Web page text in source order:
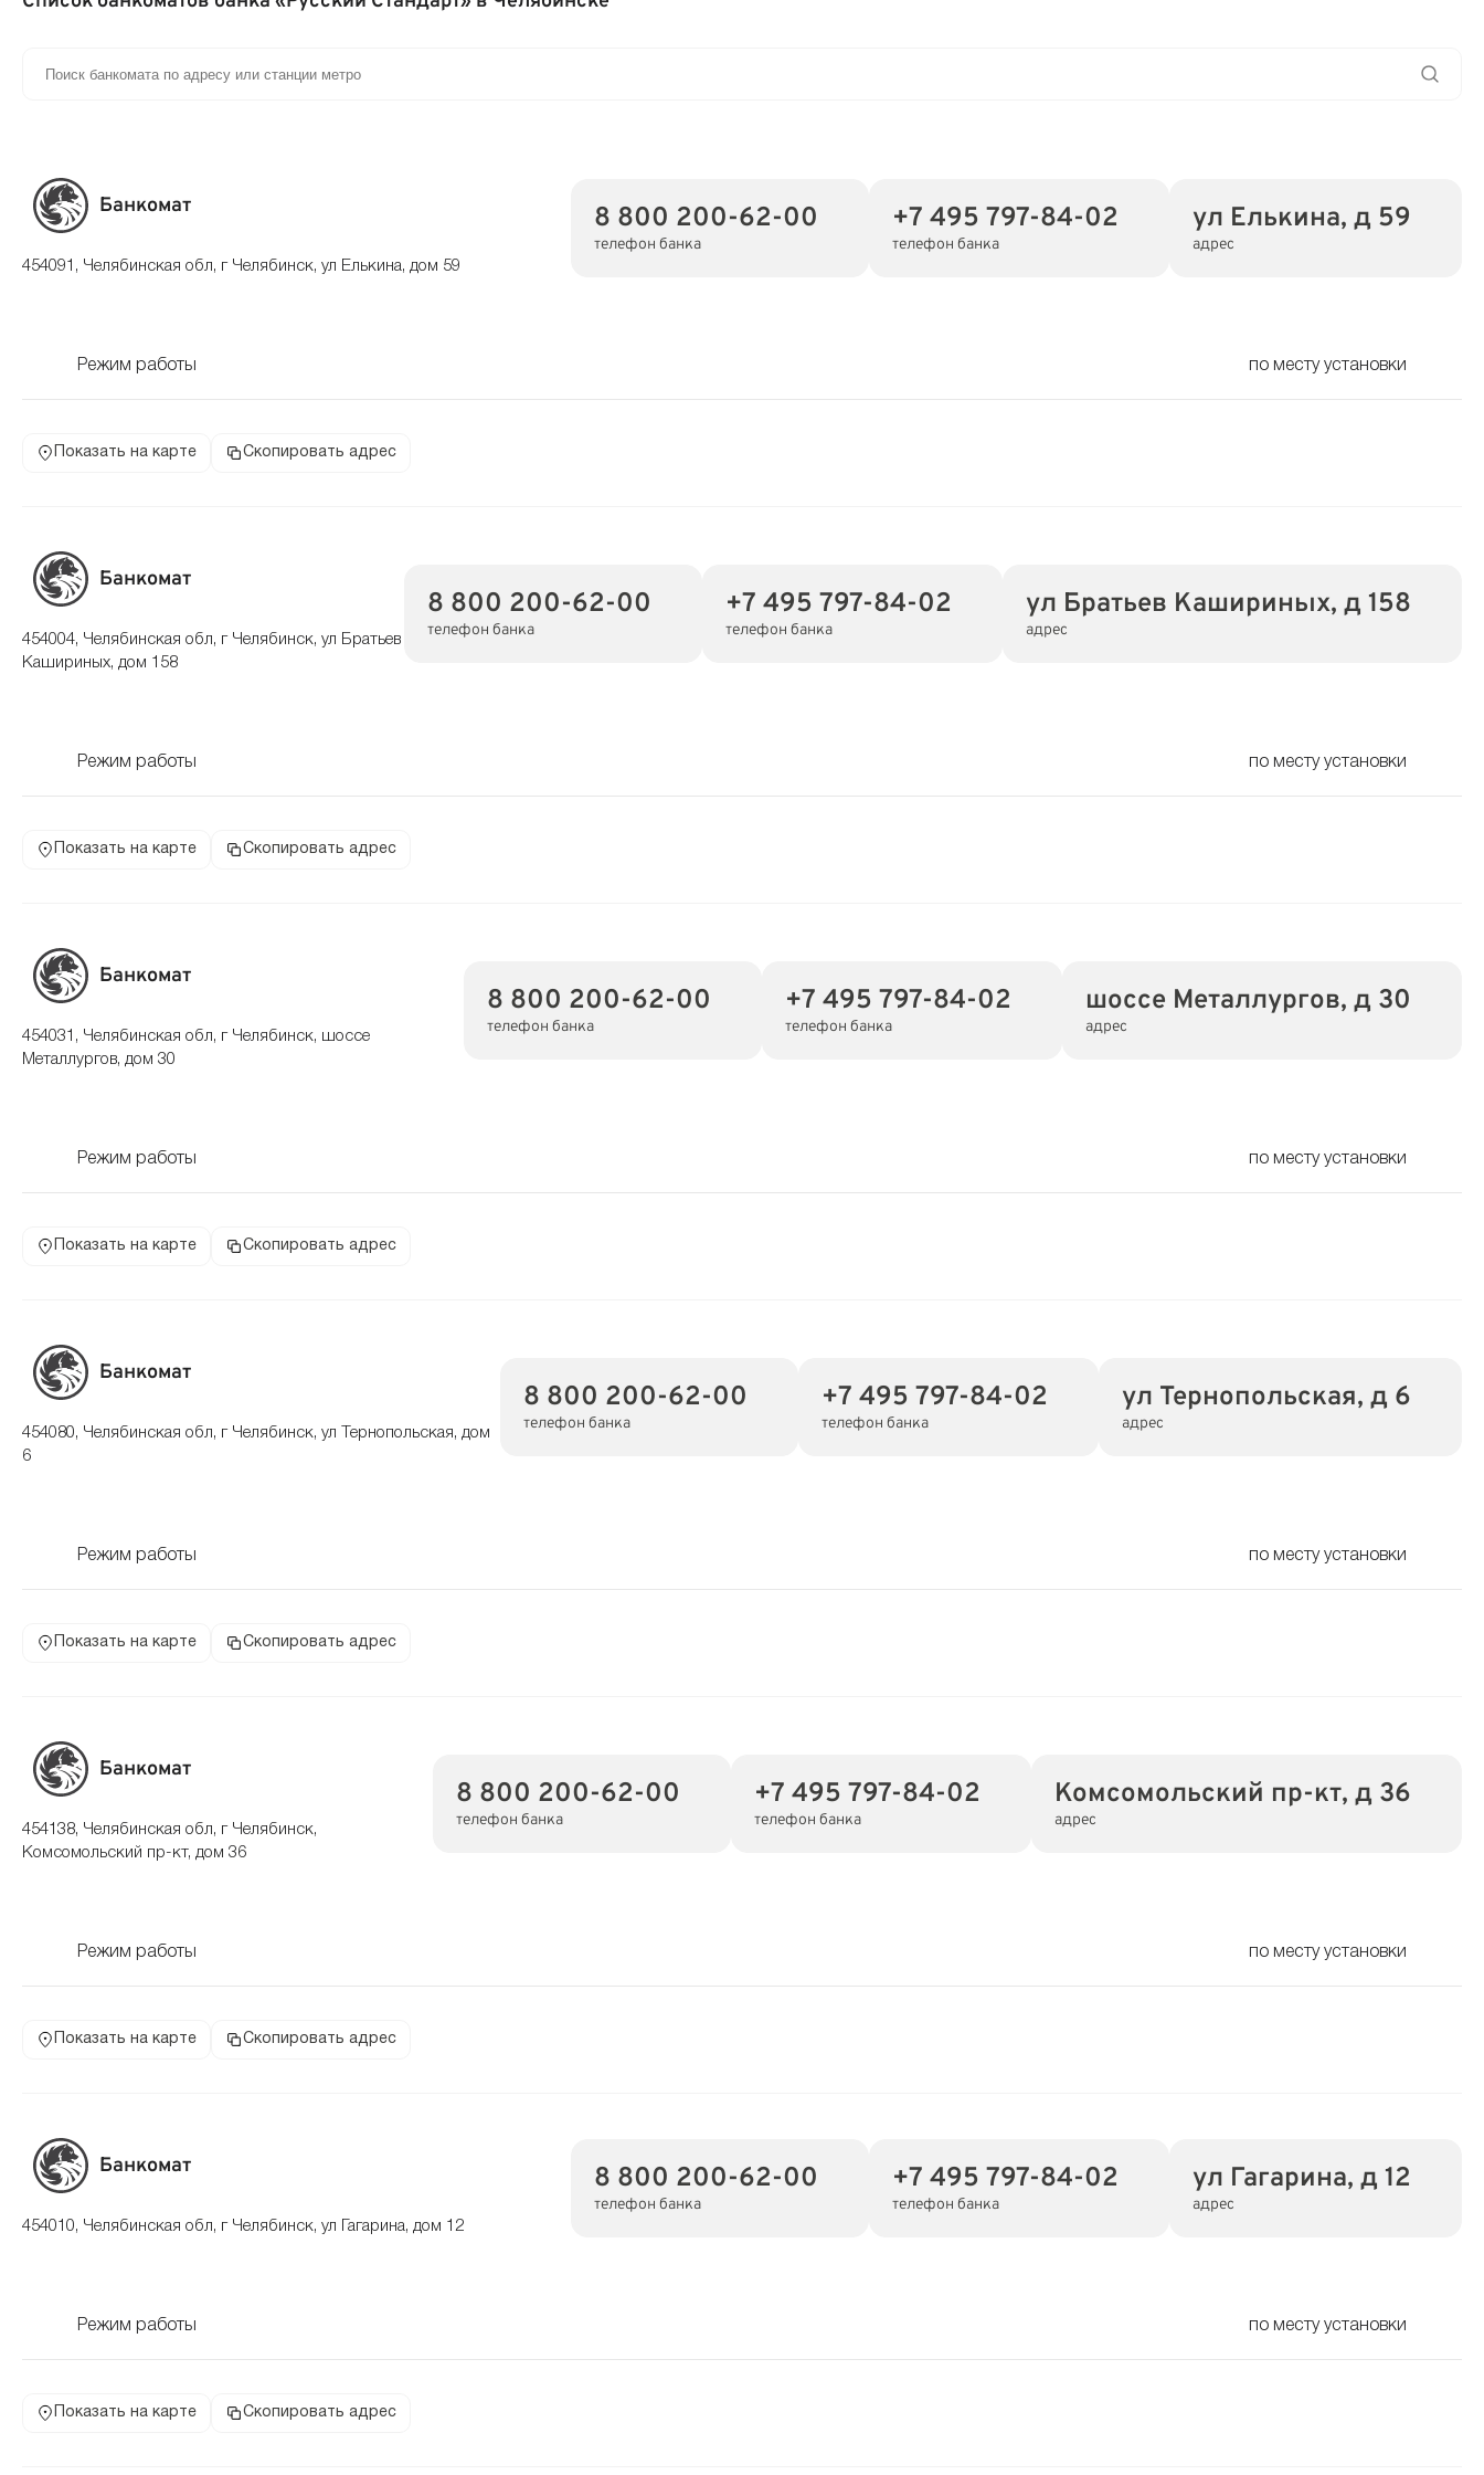
Банкомат
454091, Челябинская обл, г Челябинск, ул Елькина, дом 59
8 800 200-62-00
телефон банка
+7 495 797-84-02
телефон банка
ул Елькина, д 59
адрес
Режим работы по месту установки
Показать на карте Скопировать адрес
Банкомат
454004, Челябинская обл, г Челябинск, ул Братьев
Кашириных, дом 158
8 800 200-62-00
телефон банка
+7 495 797-84-02
телефон банка
ул Братьев Кашириных, д 158
адрес
Режим работы по месту установки
Показать на карте Скопировать адрес
Банкомат
454031, Челябинская обл, г Челябинск, шоссе
Металлургов, дом 30
8 800 200-62-00
телефон банка
+7 495 797-84-02
телефон банка
шоссе Металлургов, д 30
адрес
Режим работы по месту установки
Показать на карте Скопировать адрес
Банкомат
454080, Челябинская обл, г Челябинск, ул Тернопольская, дом
6
8 800 200-62-00
телефон банка
+7 495 797-84-02
телефон банка
ул Тернопольская, д 6
адрес
Режим работы по месту установки
Показать на карте Скопировать адрес
Банкомат
454138, Челябинская обл, г Челябинск,
Комсомольский пр-кт, дом 36
8 800 200-62-00
телефон банка
+7 495 797-84-02
телефон банка
Комсомольский пр-кт, д 36
адрес
Режим работы по месту установки
Показать на карте Скопировать адрес
Банкомат
454010, Челябинская обл, г Челябинск, ул Гагарина, дом 12
8 800 200-62-00
телефон банка
+7 495 797-84-02
телефон банка
ул Гагарина, д 12
адрес
Режим работы по месту установки
Показать на карте Скопировать адрес